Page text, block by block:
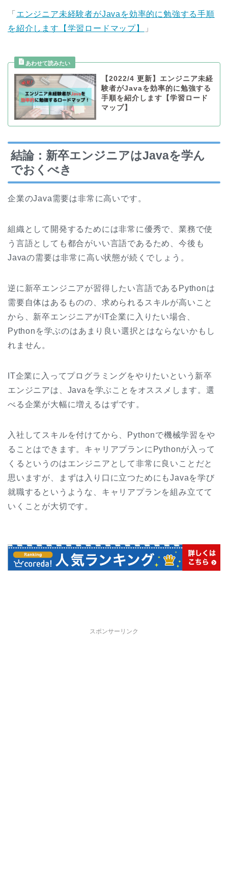
「 エンジニア未経験者がJavaを効率的に勉強する手順
を紹介します【学習ロードマップ】
」
【2022/4 更新】エンジニア未経
験者がJavaを効率的に勉強する
手順を紹介します【学習ロード
マップ】
結論：新卒エンジニアはJavaを学ん
でおくべき
企業のJava需要は非常に高いです。
組織として開発するためには非常に優秀で、業務で使
う言語としても都合がいい言語であるため、今後も
Javaの需要は非常に高い状態が続くでしょう。
逆に新卒エンジニアが習得したい言語であるPythonは
需要自体はあるものの、求められるスキルが高いこと
から、新卒エンジニアがIT企業に入りたい場合、
Pythonを学ぶのはあまり良い選択とはならないかもし
れません。
IT企業に入ってプログラミングをやりたいという新卒
エンジニアは、Javaを学ぶことをオススメします。選
べる企業が大幅に増えるはずです。
入社してスキルを付けてから、Pythonで機械学習をや
ることはできます。キャリアプランにPythonが入って
くるというのはエンジニアとして非常に良いことだと
思いますが、まずは入り口に立つためにもJavaを学び
就職するというような、キャリアプランを組み立てて
いくことが大切です。
スポンサーリンク